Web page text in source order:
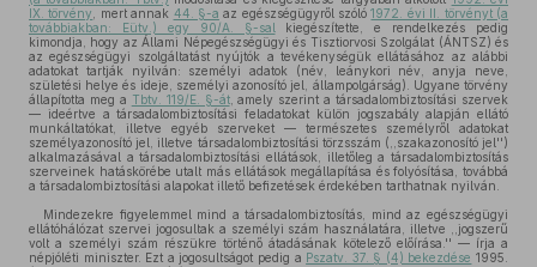
IX. törvény
, mert annak 44. §-a az egészségügyről szóló1972. évi II. törvényt (a
továbbiakban: Eütv.) egy 90/A. §-sal kiegészítette, e rendelkezés pedig
kimondja, hogy az Állami Népegészségügyi és Tisztiorvosi Szolgálat (ÁNTSZ) és
az egészségügyi szolgáltatást nyújtók a tevékenységük ellátásához az alábbi
adatokat tartják nyilván: személyi adatok (név, leánykori név, anyja neve,
születési helye és ideje, személyi azonosító jel, állampolgárság). Ugyane törvény
állapította meg a Tbtv. 119/E. §-át, amely szerint a társadalombiztosítási szervek
— ideértve a társadalombiztosítási feladatokat külön jogszabály alapján ellátó
munkáltatókat, illetve egyéb szerveket — természetes személyről adatokat
személyazonosító jel, illetve társadalombiztosítási törzsszám (,,szakazonosító jel'')
alkalmazásával a társadalombiztosítási ellátások, illetőleg a társadalombiztosítás
szerveinek hatáskörébe utalt más ellátások megállapítása és folyósítása, továbbá
a társadalombiztosítási alapokat illető befizetések érdekében tarthatnak nyilván.
Mindezekre figyelemmel mind a társadalombiztosítás, mind az egészségügyi
ellátóhálózat szervei jogosultak a személyi szám használatára, illetve ,,jogszerű
volt a személyi szám részükre történő átadásának kötelező előírása.'' — írja a
népjóléti miniszter. Ezt a jogosultságot pedig a Pszatv. 37. § (4) bekezdése 1995.